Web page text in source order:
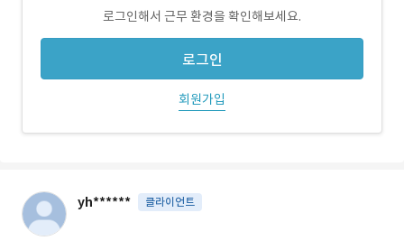
로그인해서 근무 환경을 확인해보세요.
로그인
회원가입
yh****** 클라이언트